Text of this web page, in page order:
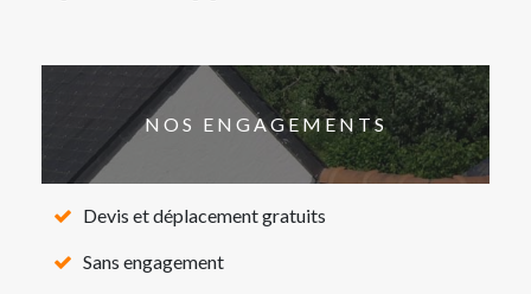
NOS ENGAGEMENTS
Devis et déplacement gratuits
Sans engagement